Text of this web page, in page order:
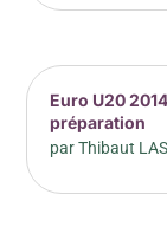
Euro U20
préparation
parThibaut